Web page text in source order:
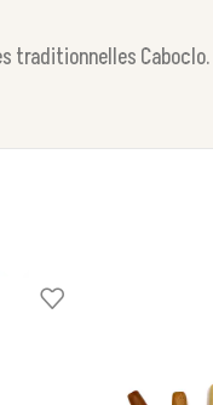
traditionnelles Caboclo.